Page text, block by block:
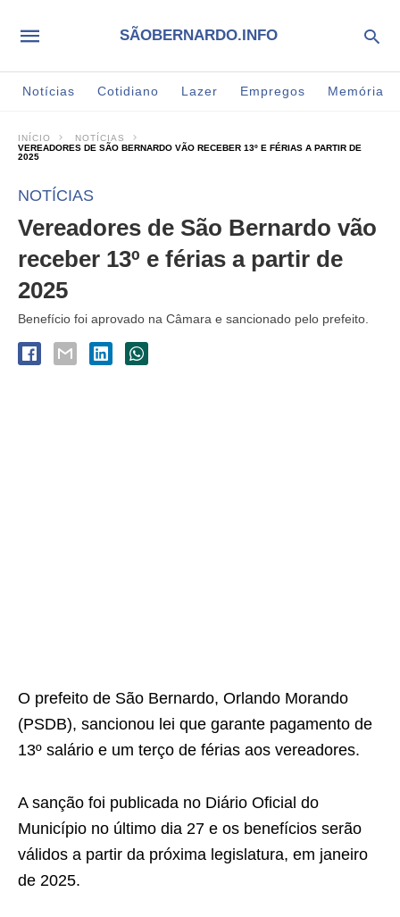
SÃOBERNARDO.INFO
Notícias Cotidiano Lazer Empregos Memória
INÍCIO
NOTÍCIAS
VEREADORES DE SÃO BERNARDO VÃO RECEBER 13º E FÉRIAS A PARTIR DE
2025
NOTÍCIAS
Vereadores de São Bernardo vão
receber 13º e férias a partir de
2025
Benefício foi aprovado na Câmara e sancionado pelo prefeito.
O prefeito de São Bernardo, Orlando Morando
(PSDB), sancionou lei que garante pagamento de
13º salário e um terço de férias aos vereadores.
A sanção foi publicada no Diário Oficial do
Município no último dia 27 e os benefícios serão
válidos a partir da próxima legislatura, em janeiro
de 2025.